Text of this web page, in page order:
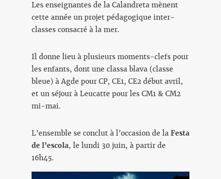
Les enseignantes de la Calandreta mènent
cette année un projet pédagogique inter-
classes consacré à la mer.
Il donne lieu à plusieurs moments-clefs pour
les enfants, dont une classa blava (classe
bleue) à Agde pour CP, CE1, CE2 début avril,
et un séjour à Leucatte pour les CM1 & CM2
mi-mai.
L’ensemble se conclut à l’occasion de la Festa
de l’escola, le lundi 30 juin, à partir de
16h45.